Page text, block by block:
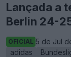
Lançada a
Berlin 24-
OFICIAL 5 de Jul
adidas